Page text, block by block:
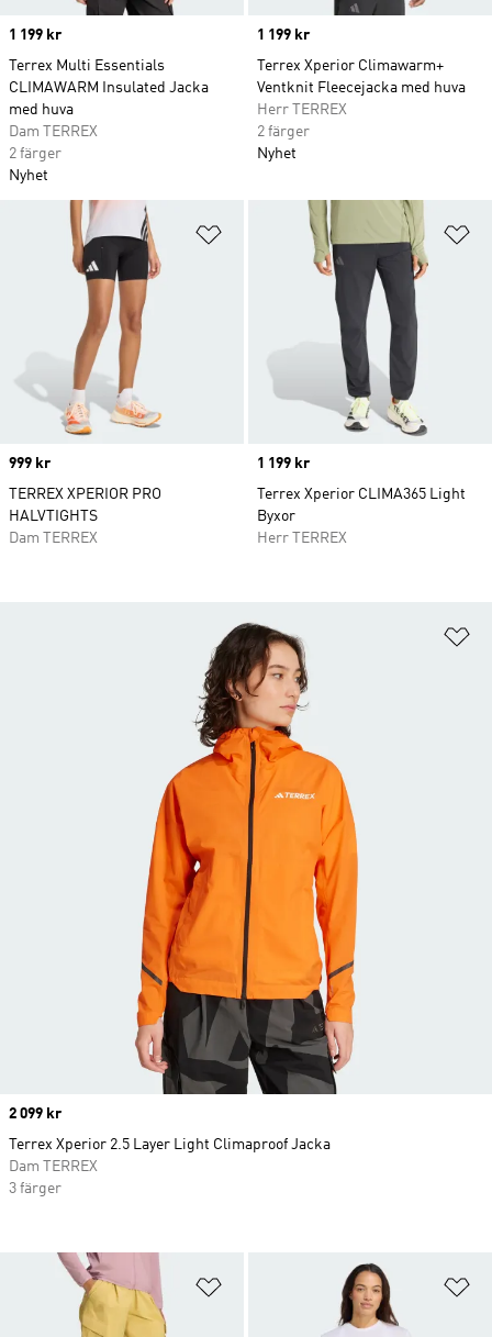
Price
1 199 kr
Terrex Multi Essentials
CLIMAWARM Insulated Jacka
med huva
Dam TERREX
2 färger
Nyhet
Price
1 199 kr
Terrex Xperior Climawarm+
Ventknit Fleecejacka med huva
Herr TERREX
2 färger
Nyhet
Lägg till på önskelistan
Price
999 kr
TERREX XPERIOR PRO
HALVTIGHTS
Dam TERREX
Price
1 199 kr
Terrex Xperior CLIMA365 Light
Byxor
Herr TERREX
Lägg till på önskelistan
Price
2 099 kr
Terrex Xperior 2.5 Layer Light Climaproof Jacka
Dam TERREX
3 färger